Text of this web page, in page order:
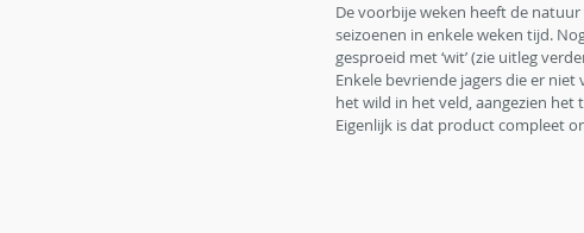
De voorbije weken heeft de
seizoenen in enkele weken tijd.
gesproeid met ‘wit’ (zie uitleg
Enkele bevriende jagers die er
het wild in het veld, aangezien
Eigenlijk is dat product compleet